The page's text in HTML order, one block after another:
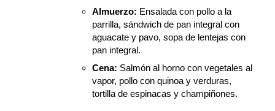
Almuerzo: Ensalada con pollo a la
parrilla, sándwich de pan integral con
aguacate y pavo, sopa de lentejas con
pan integral.
Cena: Salmón al horno con vegetales al
vapor, pollo con quinoa y verduras,
tortilla de espinacas y champiñones.